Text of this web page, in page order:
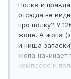
Полка и
отсюда не
про полку? У
жопе. А жопа
и ниша
жопа начинает
компресс и